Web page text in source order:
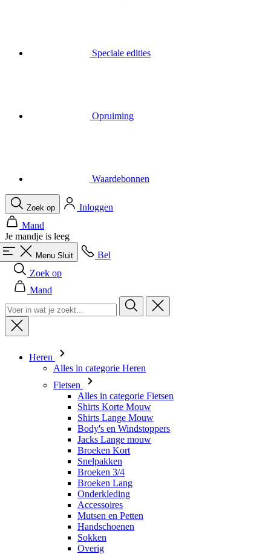
Speciale edities
Opruiming
Waardebonnen
Zoek op
Inloggen
Mand
Je mandje is leeg
Menu Sluit
Bel
Zoek op
Mand
Heren
Alles in categorie Heren
Fietsen
Alles in categorie Fietsen
Shirts Korte Mouw
Shirts Lange Mouw
Body's en Windstoppers
Jacks Lange mouw
Broeken Kort
Snelpakken
Broeken 3/4
Broeken Lang
Onderkleding
Accessoires
Mutsen en Petten
Handschoenen
Sokken
Overig